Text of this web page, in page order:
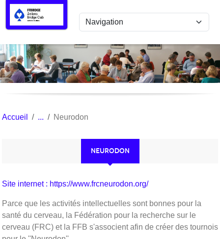
Accueil Neurodon
NEURODON
Site internet : https://www.frcneurodon.org/
Parce que les activités intellectuelles sont bonnes pour la
santé du cerveau, la Fédération pour la recherche sur le
cerveau (FRC) et la FFB s'associent afin de créer des tournois
Panneau de gestion des cookies